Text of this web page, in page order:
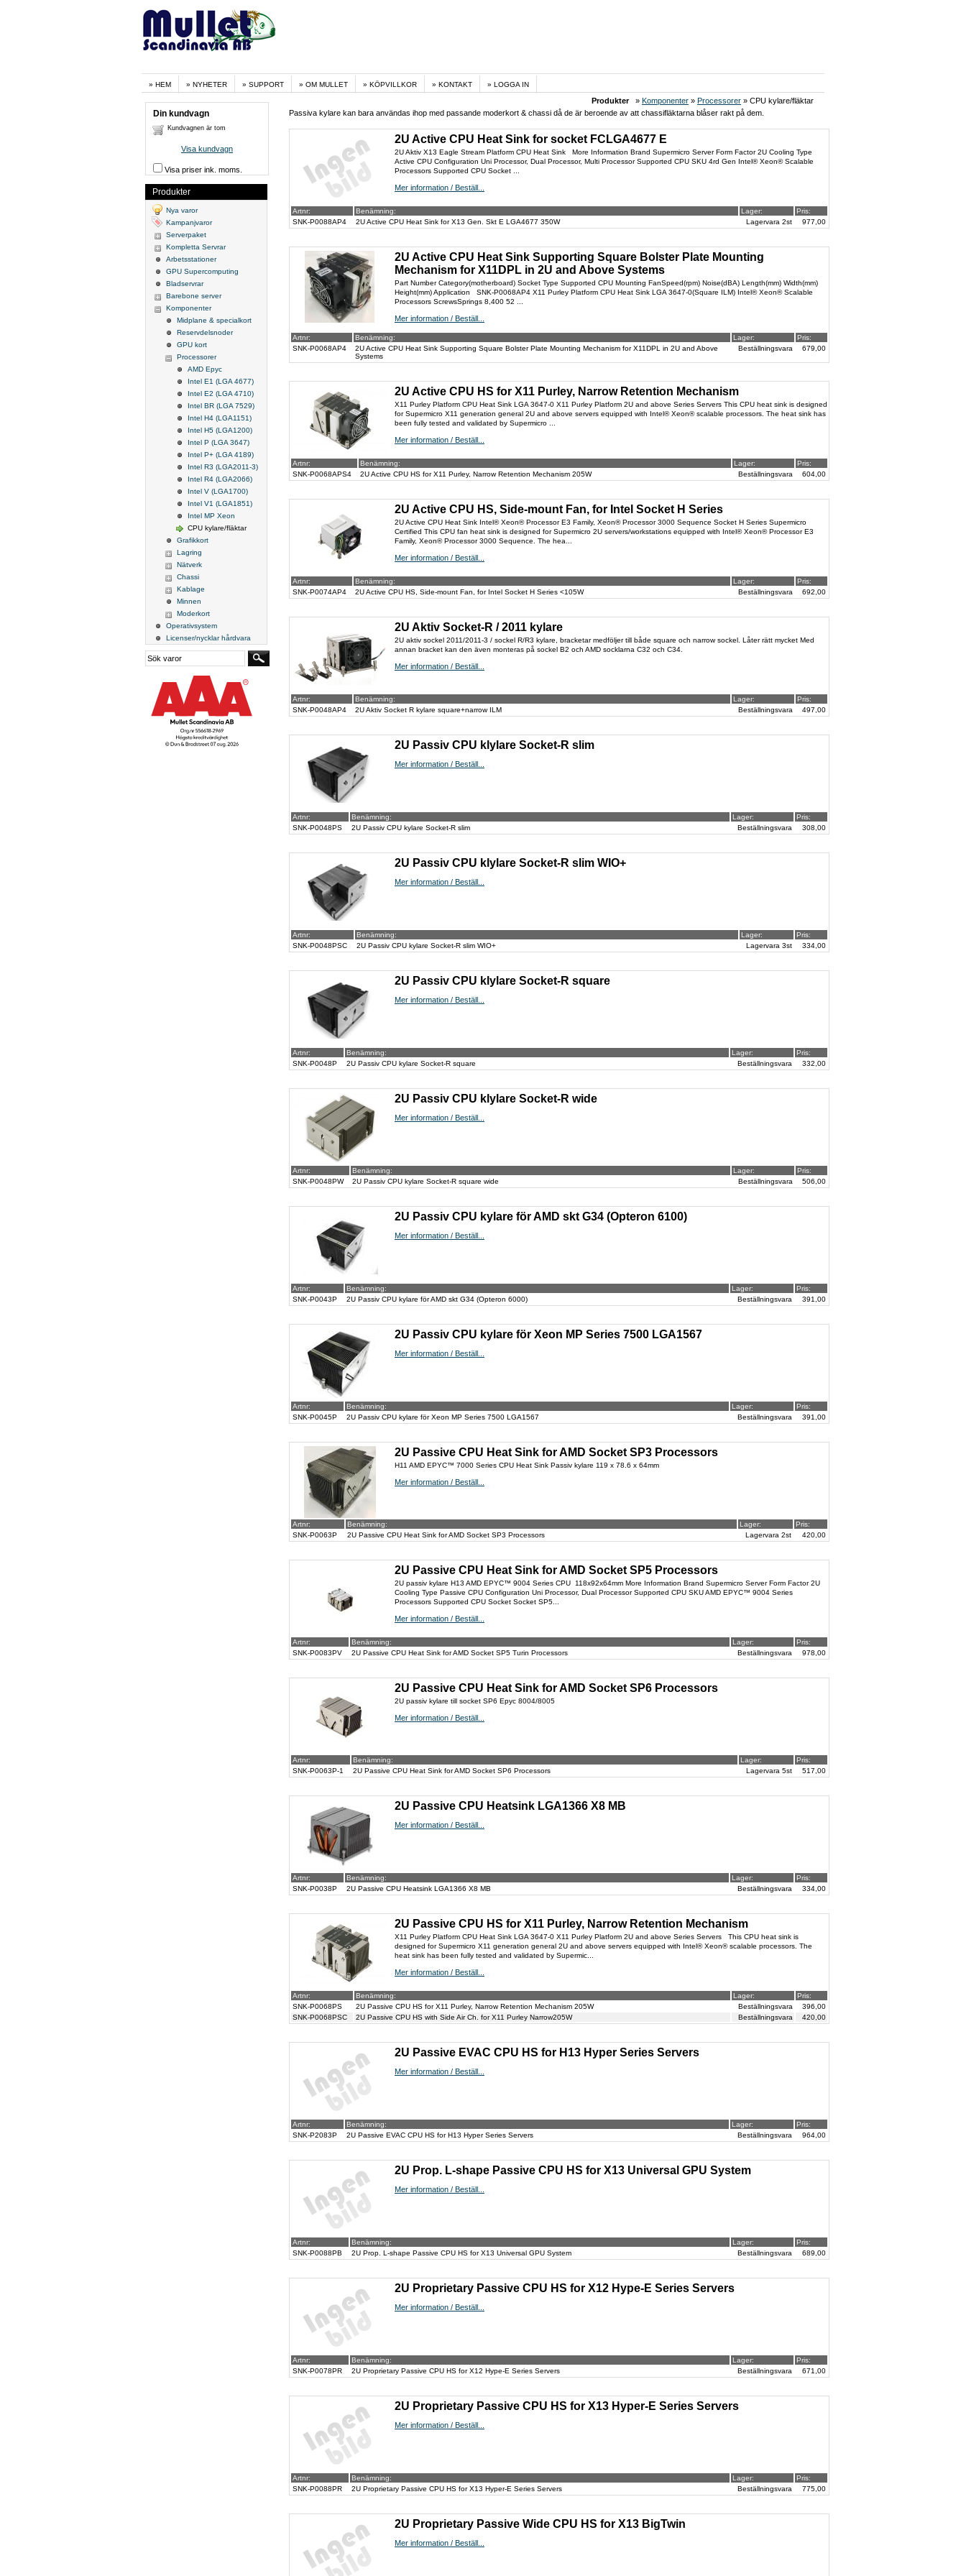
HEM NYHETER SUPPORT OM MULLET KÖPVILLKOR KONTAKT LOGGA IN
Produkter» Komponenter » Processorer » CPU kylare/fläktar
Passiva kylare kan bara användas ihop med passande moderkort & chassi då de är beroende av att chassifläktarna blåser rakt på dem.
2U Active CPU Heat Sink for socket FCLGA4677 E
2U Aktiv X13 Eagle Stream Platform CPU Heat Sink More Information Brand Supermicro Server Form Factor 2U Cooling Type
Active CPU Configuration Uni Processor, Dual Processor, Multi Processor Supported CPU SKU 4rd Gen Intel® Xeon® Scalable
Processors Supported CPU Socket ...
Mer information / Beställ...
Artnr: Benämning: Lager:
Pris:
SNK-P0088AP4
2U Active CPU Heat Sink for X13 Gen. Skt E LGA4677 350W Lagervara 2st 977,00
2U Active CPU Heat Sink Supporting Square Bolster Plate Mounting
Mechanism for X11DPL in 2U and Above Systems
Part Number Category(motherboard) Socket Type Supported CPU Mounting FanSpeed(rpm) Noise(dBA) Length(mm) Width(mm)
Height(mm) Application SNK-P0068AP4 X11 Purley Platform CPU Heat Sink LGA 3647-0(Square ILM) Intel® Xeon® Scalable
Processors ScrewsSprings 8,400 52 ...
Mer information / Beställ...
Artnr: Benämning: Lager:
Pris:
SNK-P0068AP4
2U Active CPU Heat Sink Supporting Square Bolster Plate Mounting Mechanism for X11DPL in 2U and Above
Systems
Beställningsvara 679,00
2U Active CPU HS for X11 Purley, Narrow Retention Mechanism
X11 Purley Platform CPU Heat Sink LGA 3647-0 X11 Purley Platform 2U and above Series Servers This CPU heat sink is designed
for Supermicro X11 generation general 2U and above servers equipped with Intel® Xeon® scalable processors. The heat sink has
been fully tested and validated by Supermicro ...
Mer information / Beställ...
Artnr: Benämning: Lager:
Pris:
SNK-P0068APS4
2U Active CPU HS for X11 Purley, Narrow Retention Mechanism 205W Beställningsvara 604,00
2U Active CPU HS, Side-mount Fan, for Intel Socket H Series
2U Active CPU Heat Sink Intel® Xeon® Processor E3 Family, Xeon® Processor 3000 Sequence Socket H Series Supermicro
Certified This CPU fan heat sink is designed for Supermicro 2U servers/workstations equipped with Intel® Xeon® Processor E3
Family, Xeon® Processor 3000 Sequence. The hea...
Mer information / Beställ...
Artnr: Benämning: Lager:
Pris:
SNK-P0074AP4
2U Active CPU HS, Side-mount Fan, for Intel Socket H Series <105W Beställningsvara 692,00
2U Aktiv Socket-R / 2011 kylare
2U aktiv sockel 2011/2011-3 / sockel R/R3 kylare, bracketar medföljer till både square och narrow sockel. Låter rätt mycket Med
annan bracket kan den även monteras på sockel B2 och AMD socklarna C32 och C34.
Mer information / Beställ...
Artnr: Benämning: Lager:
Pris:
SNK-P0048AP4
2U Aktiv Socket R kylare square+narrow ILM Beställningsvara 497,00
2U Passiv CPU klylare Socket-R slim
Mer information / Beställ...
Artnr: Benämning: Lager:
Pris:
SNK-P0048PS
2U Passiv CPU kylare Socket-R slim Beställningsvara 308,00
2U Passiv CPU klylare Socket-R slim WIO+
Mer information / Beställ...
Artnr: Benämning: Lager:
Pris:
SNK-P0048PSC
2U Passiv CPU kylare Socket-R slim WIO+ Lagervara 3st 334,00
2U Passiv CPU klylare Socket-R square
Mer information / Beställ...
Artnr: Benämning: Lager:
Pris:
SNK-P0048P
2U Passiv CPU kylare Socket-R square Beställningsvara 332,00
2U Passiv CPU klylare Socket-R wide
Mer information / Beställ...
Artnr: Benämning: Lager:
Pris:
SNK-P0048PW
2U Passiv CPU kylare Socket-R square wide Beställningsvara 506,00
2U Passiv CPU kylare för AMD skt G34 (Opteron 6100)
Mer information / Beställ...
Artnr: Benämning: Lager:
Pris:
SNK-P0043P
2U Passiv CPU kylare för AMD skt G34 (Opteron 6000) Beställningsvara 391,00
2U Passiv CPU kylare för Xeon MP Series 7500 LGA1567
Mer information / Beställ...
Artnr: Benämning: Lager:
Pris:
SNK-P0045P
2U Passiv CPU kylare för Xeon MP Series 7500 LGA1567 Beställningsvara 391,00
2U Passive CPU Heat Sink for AMD Socket SP3 Processors
H11 AMD EPYC™ 7000 Series CPU Heat Sink Passiv kylare 119 x 78.6 x 64mm
Mer information / Beställ...
Artnr: Benämning: Lager:
Pris:
SNK-P0063P
2U Passive CPU Heat Sink for AMD Socket SP3 Processors Lagervara 2st 420,00
2U Passive CPU Heat Sink for AMD Socket SP5 Processors
2U passiv kylare H13 AMD EPYC™ 9004 Series CPU 118x92x64mm More Information Brand Supermicro Server Form Factor 2U
Cooling Type Passive CPU Configuration Uni Processor, Dual Processor Supported CPU SKU AMD EPYC™ 9004 Series
Processors Supported CPU Socket Socket SP5...
Mer information / Beställ...
Artnr: Benämning: Lager:
Pris:
SNK-P0083PV
2U Passive CPU Heat Sink for AMD Socket SP5 Turin Processors Beställningsvara 978,00
2U Passive CPU Heat Sink for AMD Socket SP6 Processors
2U passiv kylare till socket SP6 Epyc 8004/8005
Mer information / Beställ...
Artnr: Benämning: Lager:
Pris:
SNK-P0063P-1
2U Passive CPU Heat Sink for AMD Socket SP6 Processors Lagervara 5st 517,00
2U Passive CPU Heatsink LGA1366 X8 MB
Mer information / Beställ...
Artnr: Benämning: Lager:
Pris:
SNK-P0038P
2U Passive CPU Heatsink LGA1366 X8 MB Beställningsvara 334,00
2U Passive CPU HS for X11 Purley, Narrow Retention Mechanism
X11 Purley Platform CPU Heat Sink LGA 3647-0 X11 Purley Platform 2U and above Series Servers This CPU heat sink is
designed for Supermicro X11 generation general 2U and above servers equipped with Intel® Xeon® scalable processors. The
heat sink has been fully tested and validated by Supermic...
Mer information / Beställ...
Artnr: Benämning: Lager:
Pris:
SNK-P0068PS
2U Passive CPU HS for X11 Purley, Narrow Retention Mechanism 205W Beställningsvara
396,00
SNK-P0068PSC
2U Passive CPU HS with Side Air Ch. for X11 Purley Narrow205W Beställningsvara 420,00
2U Passive EVAC CPU HS for H13 Hyper Series Servers
Mer information / Beställ...
Artnr: Benämning: Lager:
Pris:
SNK-P2083P
2U Passive EVAC CPU HS for H13 Hyper Series Servers Beställningsvara 964,00
2U Prop. L-shape Passive CPU HS for X13 Universal GPU System
Mer information / Beställ...
Artnr: Benämning: Lager:
Pris:
SNK-P0088PB
2U Prop. L-shape Passive CPU HS for X13 Universal GPU System Beställningsvara 689,00
2U Proprietary Passive CPU HS for X12 Hype-E Series Servers
Mer information / Beställ...
Artnr: Benämning: Lager:
Pris:
SNK-P0078PR
2U Proprietary Passive CPU HS for X12 Hype-E Series Servers Beställningsvara 671,00
2U Proprietary Passive CPU HS for X13 Hyper-E Series Servers
Mer information / Beställ...
Artnr: Benämning: Lager:
Pris:
SNK-P0088PR
2U Proprietary Passive CPU HS for X13 Hyper-E Series Servers Beställningsvara 775,00
2U Proprietary Passive Wide CPU HS for X13 BigTwin
Mer information / Beställ...
Din kundvagn
Kundvagnen är tom
Visa kundvagn
Visa priser ink. moms.
Produkter
Nya varor
Kampanjvaror
Serverpaket
Kompletta Servrar
Arbetsstationer
GPU Supercomputing
Bladservrar
Barebone server
Komponenter
Midplane & specialkort
Reservdelsnoder
GPU kort
Processorer
AMD Epyc
Intel E1 (LGA 4677)
Intel E2 (LGA 4710)
Intel BR (LGA 7529)
Intel H4 (LGA1151)
Intel H5 (LGA1200)
Intel P (LGA 3647)
Intel P+ (LGA 4189)
Intel R3 (LGA2011-3)
Intel R4 (LGA2066)
Intel V (LGA1700)
Intel V1 (LGA1851)
Intel MP Xeon
CPU kylare/fläktar
Grafikkort
Lagring
Nätverk
Chassi
Kablage
Minnen
Moderkort
Operativsystem
Licenser/nycklar hårdvara